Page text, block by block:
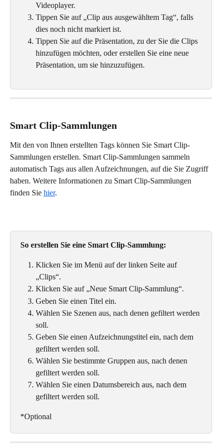
Videoplayer.
Tippen Sie auf „Clip aus ausgewähltem Tag“, falls
dies noch nicht markiert ist.
Tippen Sie auf die Präsentation, zu der Sie die Clips
hinzufügen möchten, oder erstellen Sie eine neue
Präsentation, um sie hinzuzufügen.
Smart Clip-Sammlungen
Mit den von Ihnen erstellten Tags können Sie Smart Clip-
Sammlungen erstellen. Smart Clip-Sammlungen sammeln
automatisch Tags aus allen Aufzeichnungen, auf die Sie Zugriff
haben. Weitere Informationen zu Smart Clip-Sammlungen
finden Sie hier.
So erstellen Sie eine Smart Clip-Sammlung:
Klicken Sie im Menü auf der linken Seite auf
„Clips“.
Klicken Sie auf „Neue Smart Clip-Sammlung“.
Geben Sie einen Titel ein.
Wählen Sie Szenen aus, nach denen gefiltert werden
soll.
Geben Sie einen Aufzeichnungstitel ein, nach dem
gefiltert werden soll.
Wählen Sie bestimmte Gruppen aus, nach denen
gefiltert werden soll.
Wählen Sie einen Datumsbereich aus, nach dem
gefiltert werden soll.
*Optional